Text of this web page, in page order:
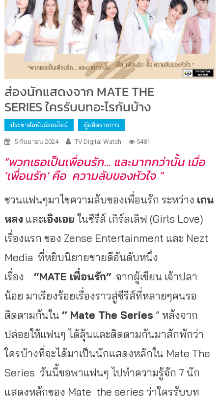
ส่องนักแสดงจาก MATE THE
SERIES ใครรับบทอะไรกันบ้าง
ประชาสัมพันธ์ออนไลน์ ผู้ผลิตรายการ
5 กันยายน 2024 TV Digital Watch 5481
“พวกเธอเป็นเพื่อนรัก… และมากกว่านั้น เมื่อ
‘เพื่อนรัก’ คือ ความลับของหัวใจ ”
ชวนแฟนๆมาไขความลับของเพื่อนรัก ระหว่าง เกน
หลง และเอิงเอยในซีรีส์ เกิร์ลเลิฟ (Girls Love)
เรื่องแรก ของ Zense Entertainment และ Nezt
Media ที่หยิบนิยายขายดีอันดับหนึ่ง
เรื่อง “MATE เพื่อนรัก”จากผู้เขียน เจ้าปลา
น้อย มาเรียงร้อยเรื่องราวสู่ซีรีส์ที่หลายๆคนรอ
ติดตามกันใน “ Mate The Series ” หลังจาก
ปล่อยให้แฟนๆ ได้ลุ้นและติดตามกันมาสักพักว่า
ใครบ้างที่จะได้มาเป็นนักแสดงหลักใน Mate The
Series วันนี้ขอพาแฟนๆ ไปทำความรู้จัก 7 นัก
แสดงหลักของ Mate the series ว่าใครรับบท